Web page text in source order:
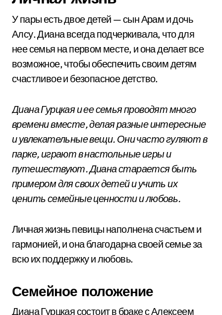
У пары есть двое детей — сын Арам и дочь
Алсу. Диана всегда подчеркивала, что для
нее семья на первом месте, и она делает все
возможное, чтобы обеспечить своим детям
счастливое и безопасное детство.
Диана Гурцкая и ее семья проводят много
времени вместе, делая разные интересные
и увлекательные вещи. Они часто гуляют в
парке, играют в настольные игры и
путешествуют. Диана старается быть
примером для своих детей и учить их
ценить семейные ценности и любовь.
Личная жизнь певицы наполнена счастьем и
гармонией, и она благодарна своей семье за
всю их поддержку и любовь.
Семейное положение
Диана Гурцкая состоит в браке с Алексеем